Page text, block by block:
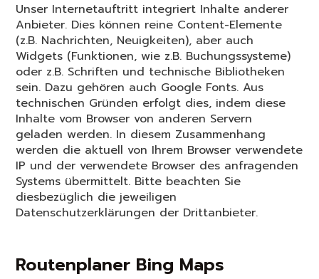
Unser Internetauftritt integriert Inhalte anderer
Anbieter. Dies können reine Content-Elemente
(z.B. Nachrichten, Neuigkeiten), aber auch
Widgets (Funktionen, wie z.B. Buchungssysteme)
oder z.B. Schriften und technische Bibliotheken
sein. Dazu gehören auch Google Fonts. Aus
technischen Gründen erfolgt dies, indem diese
Inhalte vom Browser von anderen Servern
geladen werden. In diesem Zusammenhang
werden die aktuell von Ihrem Browser verwendete
IP und der verwendete Browser des anfragenden
Systems übermittelt. Bitte beachten Sie
diesbezüglich die jeweiligen
Datenschutzerklärungen der Drittanbieter.
Routenplaner Bing Maps